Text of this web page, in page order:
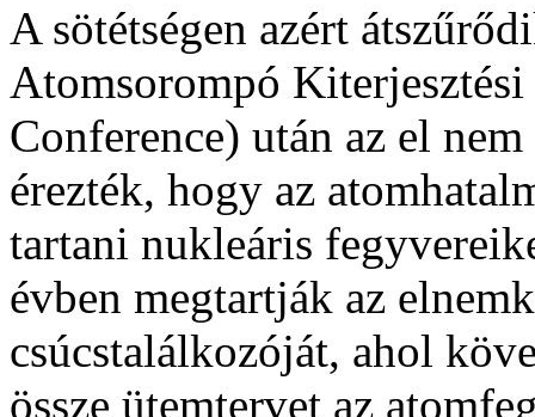
A sötétségen azért
Atomsorompó
Conference) után az el
érezték, hogy az
tartani nukleáris
évben megtartják az
csúcstalálkozóját, ahol
össze ütemtervet az